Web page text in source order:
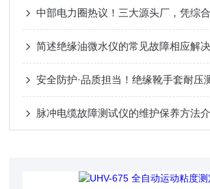
简述绝缘油微水仪的常见故障相应解
脉冲电缆故障测试仪的维护保养方法